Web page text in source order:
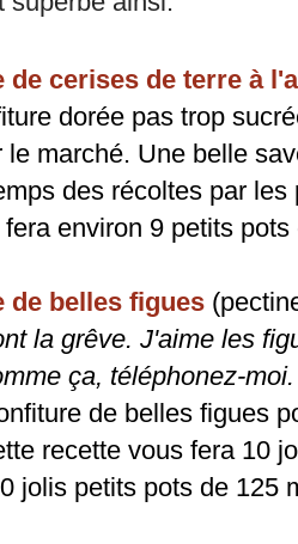
de cerises de terre à
dorée pas trop
le marché. Une belle
des récoltes par
environ 9 petits pots
de belles figues
la grêve. J'aime les
ça, téléphonez-moi.
de belles figues
recette vous fera 10
jolis petits pots de 125